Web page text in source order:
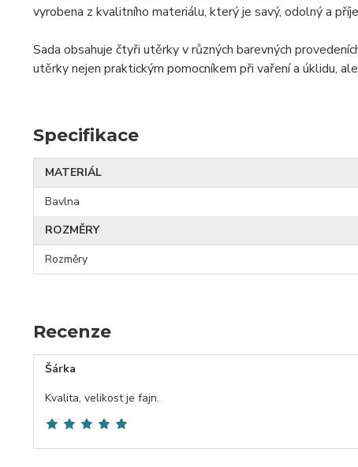
vyrobena z kvalitního materiálu, který je savý, odolný a
Sada obsahuje čtyři utěrky v různých barevných
utěrky nejen praktickým pomocníkem při vaření a úklidu,
Specifikace
MATERIÁL
Bavlna
ROZMĚRY
Rozměry
Recenze
Šárka
Kvalita, velikost je fajn.